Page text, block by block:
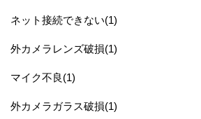
ネット接続できない(1)
外カメラレンズ破損(1)
マイク不良(1)
外カメラガラス破損(1)